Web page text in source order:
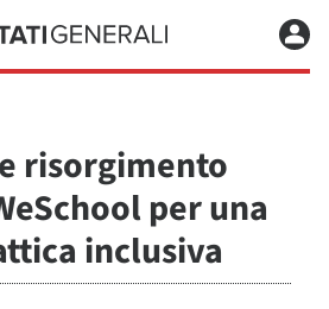
risorgimento
per una
inclusiva